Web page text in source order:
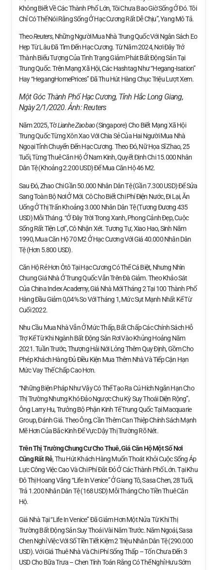
Không Biết Về Các Thành Phố Lớn, Tôi Chưa Bao Giờ Sống Ở Đó. Tôi
Chỉ Có Thể Nói Rằng Sống Ở Hạc Cương Rất Dễ Chịu”, Yang Mô Tả.
TheoReuters, Những Người Mua Nhà Trung Quốc Với Ngân Sách Eo
Hẹp Từ Lâu Đã Tìm Đến Hạc Cương. Từ Năm 2024, Nơi Đây Trở
Thành Biểu Tượng Của Tình Trạng Giảm Phát Bất Động Sản Tại
Trung Quốc. Trên Mạng Xã Hội, Các Hashtag Như “Hegang-Isation”
Hay “HegangHomePrices” Đã Thu Hút Hàng Chục Triệu Lượt Xem.
Một Góc Thành Phố Hạc Cương, Tỉnh Hắc Long Giang,
Ngày 2/1/2020. Ảnh:Reuters
Năm 2025, TờLianhe Zaobao(Singapore) Cho Biết Mạng Xã Hội
Trung Quốc Từng Xôn Xao Với Chia Sẻ Của Hai Người Mua Nhà
Ngoại Tỉnh Chuyển Đến Hạc Cương. Theo Đó, Nữ Họa Sĩ Zhao, 25
Tuổi, Từng Thuê Căn Hộ Ở Nam Kinh, Quyết Định Chi 15.000 Nhân
Dân Tệ (khoảng 2.200 USD) Để Mua Căn Hộ 46 M2.
Sau Đó, Zhao Chi Gần 50.000 Nhân Dân Tệ (gần 7.300 USD) Để Sửa
Sang Toàn Bộ Nơi Ở Mới. Cô Cho Biết Chi Phí Điện Nước, Đi Lại, Ăn
Uống Ở Thị Trấn Khoảng 3.000 Nhân Dân Tệ (tương Đương 435
USD) Mỗi Tháng. “Ở Đây Trời Trong Xanh, Phong Cảnh Đẹp, Cuộc
Sống Rất Tiện Lợi”, Cô Nhận Xét. Tương Tự, Xiao Hao, Sinh Năm
1990, Mua Căn Hộ 70 M2 Ở Hạc Cương Với Giá 40.000 Nhân Dân
Tệ (hơn 5.800 USD).
Căn Hộ Rẻ Hơn Ôtô Tại Hạc Cương Có Thể Cá Biệt, Nhưng Nhìn
Chung Giá Nhà Ở Trung Quốc Vẫn Trên Đà Giảm. Theo Khảo Sát
Của China Index Academy, Giá Nhà Mới Tháng 2 Tại 100 Thành Phố
Hàng Đầu Giảm 0,04% So Với Tháng 1, Mức Sụt Mạnh Nhất Kể Từ
Cuối 2022.
Nhu Cầu Mua Nhà Vẫn Ở Mức Thấp, Bất Chấp Các Chính Sách Hỗ
Trợ Kể Từ Khi Ngành Bất Động Sản Rơi Vào Khủng Hoảng Năm
2021. Tuần Trước, Thượng Hải Nới Lỏng Thêm Quy Định, Gồm Cho
Phép Khách Hàng Đủ Điều Kiện Mua Thêm Nhà Và Tiếp Cận Hạn
Mức Vay Thế Chấp Cao Hơn.
“Những Biện Pháp Như Vậy Có Thể Tạo Ra Cú Hích Ngắn Hạn Cho
Thị Trường Nhưng Khó Đảo Ngược Chu Kỳ Suy Thoái Diện Rộng”,
Ông Larry Hu, Trưởng Bộ Phận Kinh Tế Trung Quốc Tại Macquarie
Group, Đánh Giá. Theo Ông, Cần Thêm Can Thiệp Chính Sách Mạnh
Mẽ Hơn Của Bắc Kinh Để Vực Dậy Thị Trường Rõ Nét.
Trên Thị Trường Chung Cư Cho Thuê, Giá Căn HộMột Số Nơi
Cũng Rất Rẻ, Thu Hút Khách Hàng Muốn Thoát Khỏi Cuộc Sống Áp
Lực Công Việc Cao Và Chi Phí Đắt Đỏ Ở Các Thành Phố Lớn. Tại Khu
Đô Thị Hoang Vắng “Life In Venice” Ở Giang Tô, Sasa Chen, 28 Tuổi,
Trả 1.200 Nhân Dân Tệ (168 USD) Mỗi Tháng Cho Tiền Thuê Căn
Hộ.
Giá Nhà Tại “Life In Venice” Đã Giảm Hơn Một Nửa Từ Khi Thị
Trường Bất Động Sản Suy Thoái Vài Năm Trước. Năm Ngoái, Sasa
Chen Nghỉ Việc Với Số Tiền Tiết Kiệm 2 Triệu Nhân Dân Tệ (290.000
USD). Với Giá Thuê Nhà Và Chi Phí Sống Thấp – Tốn Chưa Đến 3
USD Cho Bữa Trưa – Chen Tính Toán Rằng Có Thể Nghỉ Hưu Sớm